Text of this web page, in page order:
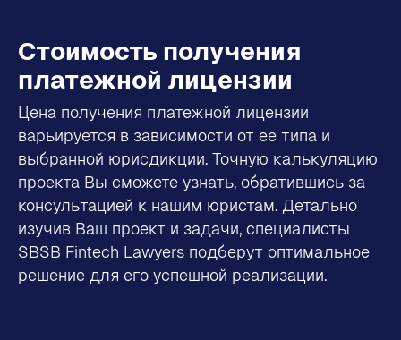
Стоимость получения
платежной лицензии
Цена получения платежной лицензии
варьируется в зависимости от ее типа и
выбранной юрисдикции. Точную калькуляцию
проекта Вы сможете узнать, обратившись за
консультацией к нашим юристам. Детально
изучив Ваш проект и задачи, специалисты
SBSB Fintech Lawyers подберут оптимальное
решение для его успешной реализации.